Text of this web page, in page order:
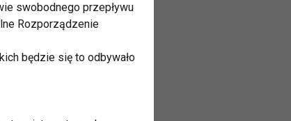
swobodnego przepływu
Rozporządzenie
będzie się to odbywało